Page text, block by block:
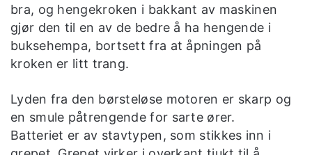
bra, og hengekroken i bakkant av maskinen
gjør den til en av de bedre å ha hengende i
buksehempa, bortsett fra at åpningen på
kroken er litt trang.
Lyden fra den børsteløse motoren er skarp og
en smule påtrengende for sarte ører.
Batteriet er av stavtypen, som stikkes inn i